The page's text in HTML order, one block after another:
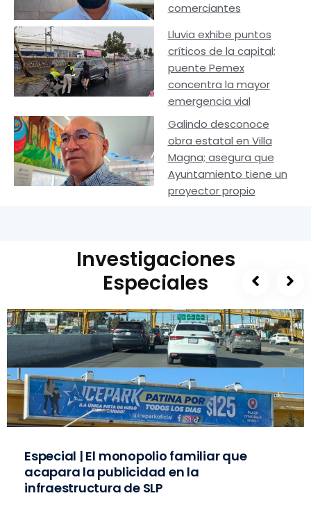
comerciantes
Lluvia exhibe puntos
críticos de la capital;
puente Pemex
concentra la mayor
emergencia vial
Galindo desconoce
obra estatal en Villa
Magna; asegura que
Ayuntamiento tiene un
proyector propio
Investigaciones
Especiales
Especial | El monopolio familiar que
acapara la publicidad en la
infraestructura de SLP